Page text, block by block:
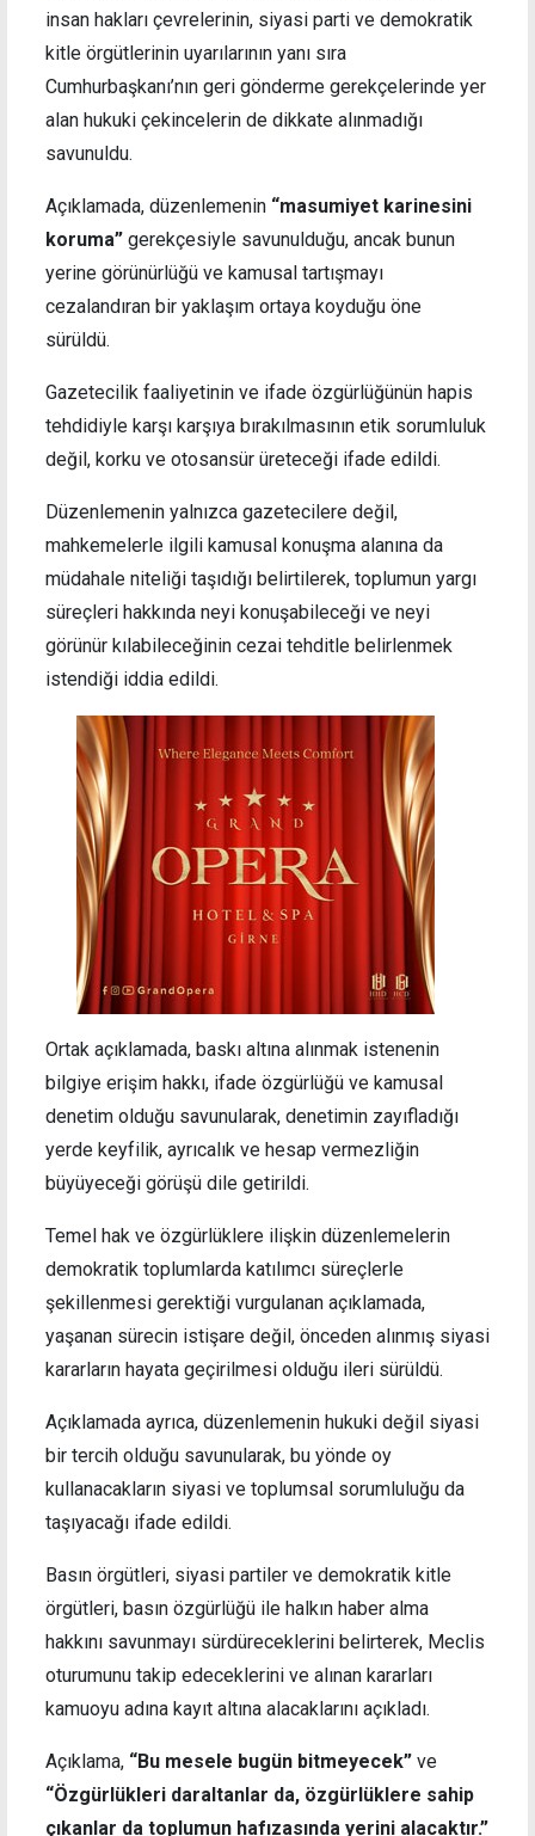
insan hakları çevrelerinin, siyasi parti ve demokratik
kitle örgütlerinin uyarılarının yanı sıra
Cumhurbaşkanı’nın geri gönderme gerekçelerinde yer
alan hukuki çekincelerin de dikkate alınmadığı
savunuldu.
Açıklamada, düzenlemenin “masumiyet karinesini
koruma” gerekçesiyle savunulduğu, ancak bunun
yerine görünürlüğü ve kamusal tartışmayı
cezalandıran bir yaklaşım ortaya koyduğu öne
sürüldü.
Gazetecilik faaliyetinin ve ifade özgürlüğünün hapis
tehdidiyle karşı karşıya bırakılmasının etik sorumluluk
değil, korku ve otosansür üreteceği ifade edildi.
Düzenlemenin yalnızca gazetecilere değil,
mahkemelerle ilgili kamusal konuşma alanına da
müdahale niteliği taşıdığı belirtilerek, toplumun yargı
süreçleri hakkında neyi konuşabileceği ve neyi
görünür kılabileceğinin cezai tehditle belirlenmek
istendiği iddia edildi.
Ortak açıklamada, baskı altına alınmak istenenin
bilgiye erişim hakkı, ifade özgürlüğü ve kamusal
denetim olduğu savunularak, denetimin zayıfladığı
yerde keyfilik, ayrıcalık ve hesap vermezliğin
büyüyeceği görüşü dile getirildi.
Temel hak ve özgürlüklere ilişkin düzenlemelerin
demokratik toplumlarda katılımcı süreçlerle
şekillenmesi gerektiği vurgulanan açıklamada,
yaşanan sürecin istişare değil, önceden alınmış siyasi
kararların hayata geçirilmesi olduğu ileri sürüldü.
Açıklamada ayrıca, düzenlemenin hukuki değil siyasi
bir tercih olduğu savunularak, bu yönde oy
kullanacakların siyasi ve toplumsal sorumluluğu da
taşıyacağı ifade edildi.
Basın örgütleri, siyasi partiler ve demokratik kitle
örgütleri, basın özgürlüğü ile halkın haber alma
hakkını savunmayı sürdüreceklerini belirterek, Meclis
oturumunu takip edeceklerini ve alınan kararları
kamuoyu adına kayıt altına alacaklarını açıkladı.
Açıklama, “Bu mesele bugün bitmeyecek” ve
“Özgürlükleri daraltanlar da, özgürlüklere sahip
çıkanlar da toplumun hafızasında yerini alacaktır.”